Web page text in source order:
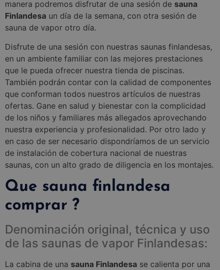
manera podremos disfrutar de una sesión de sauna
Finlandesa un día de la semana, con otra sesión de
sauna de vapor otro día.
Disfrute de una sesión con nuestras saunas finlandesas,
en un ambiente familiar con las mejores prestaciones
que le pueda ofrecer nuestra tienda de piscinas.
También podrán contar con la calidad de componentes
que conforman todos nuestros artículos de nuestras
ofertas. Gane en salud y bienestar con la complicidad
de los niños y familiares más allegados aprovechando
nuestra experiencia y profesionalidad. Por otro lado y
en caso de ser necesario dispondríamos de un servicio
de instalación de cobertura nacional de nuestras
saunas, con un alto grado de diligencia en los montajes.
Que sauna finlandesa
comprar ?
Denominación original, técnica y uso
de las saunas de vapor Finlandesas:
La cabina de una sauna Finlandesa se calienta por una